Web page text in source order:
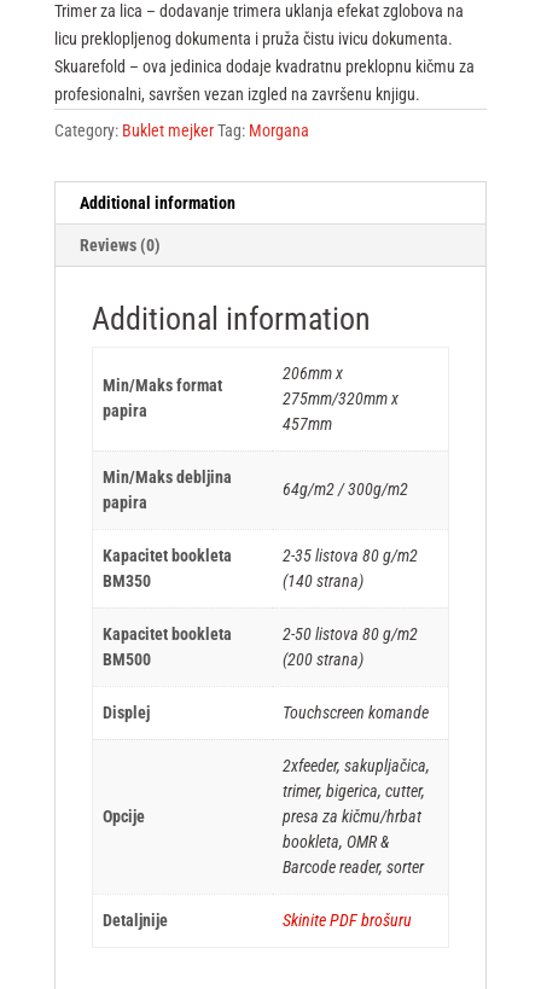
Trimer za lica – dodavanje trimera uklanja efekat zglobova na
licu preklopljenog dokumenta i pruža čistu ivicu dokumenta.
Skuarefold – ova jedinica dodaje kvadratnu preklopnu kičmu za
profesionalni, savršen vezan izgled na završenu knjigu.
Category: Buklet mejker Tag: Morgana
Additional information
Reviews (0)
Additional information
Min/Maks format
papira
206mm x
275mm/320mm x
457mm
Min/Maks debljina
papira
64g/m2 / 300g/m2
Kapacitet bookleta
BM350
2-35 listova 80 g/m2
(140 strana)
Kapacitet bookleta
BM500
2-50 listova 80 g/m2
(200 strana)
Displej Touchscreen komande
Opcije
2xfeeder, sakupljačica,
trimer, bigerica, cutter,
presa za kičmu/hrbat
bookleta, OMR &
Barcode reader, sorter
Detaljnije Skinite PDF brošuru